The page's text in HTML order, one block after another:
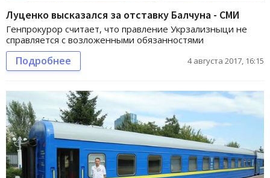
Луценко высказался за отставку Балчуна - СМИ
Генпрокурор считает, что правление Укрзализныци не
справляется с возложенными обязанностями
Подробнее 4 августа 2017, 16:15